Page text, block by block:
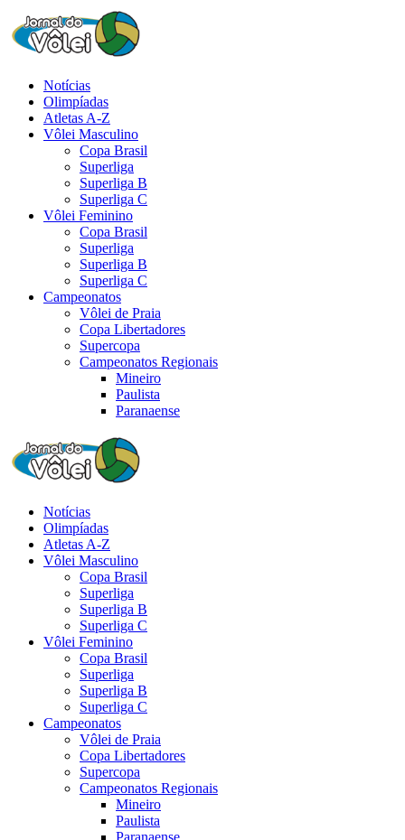
Notícias
Olimpíadas
Atletas A-Z
Vôlei Masculino
Copa Brasil
Superliga
Superliga B
Superliga C
Vôlei Feminino
Copa Brasil
Superliga
Superliga B
Superliga C
Campeonatos
Vôlei de Praia
Copa Libertadores
Supercopa
Campeonatos Regionais
Mineiro
Paulista
Paranaense
Notícias
Olimpíadas
Atletas A-Z
Vôlei Masculino
Copa Brasil
Superliga
Superliga B
Superliga C
Vôlei Feminino
Copa Brasil
Superliga
Superliga B
Superliga C
Campeonatos
Vôlei de Praia
Copa Libertadores
Supercopa
Campeonatos Regionais
Mineiro
Paulista